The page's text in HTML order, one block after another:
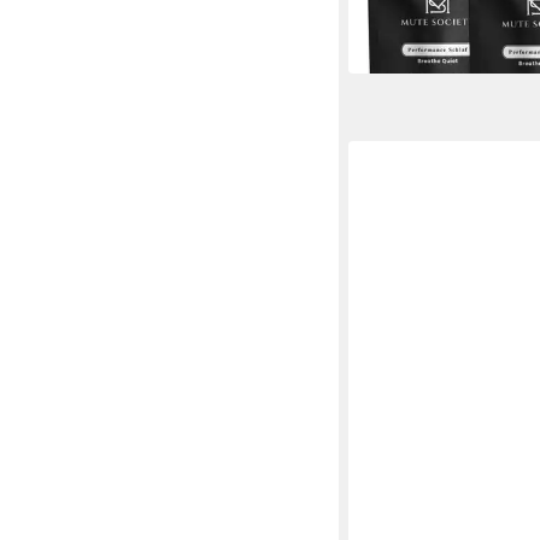
-14%
in 4-5 Werktagen bei dir